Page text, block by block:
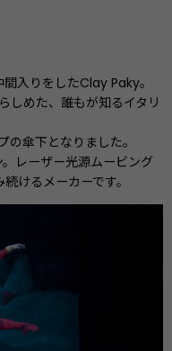
入りをしたClay Paky。
しめた、誰もが知るイタリ
の傘下となりました。
レーザー光源ムービング
けるメーカーです。